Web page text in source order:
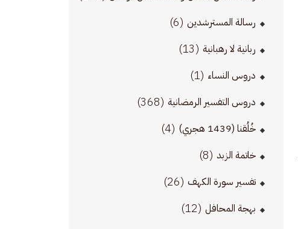
رسالة المسترشدين (6)
ربانية لا رهبانية (13)
دروس النساء (1)
دروس التفسير الرمضانية (368)
خُلُقنا (1439 هجري) (4)
خاتمة الزبد (8)
تفسير سورة الكهف (26)
بهجة المحافل (12)